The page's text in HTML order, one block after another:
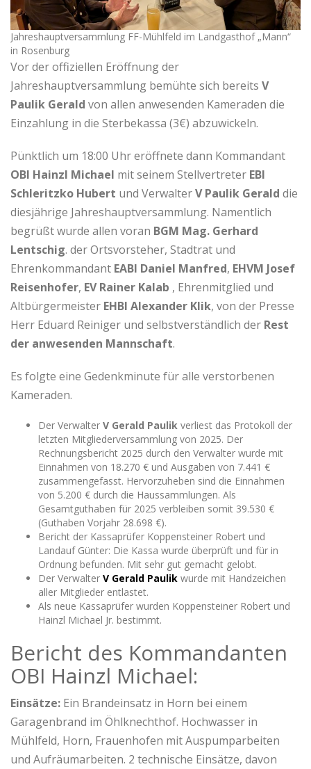
Jahreshauptversammlung FF-Mühlfeld im Landgasthof „Mann“
in Rosenburg
Vor der offiziellen Eröffnung der
Jahreshauptversammlung bemühte sich bereits V
Paulik Gerald von allen anwesenden Kameraden die
Einzahlung in die Sterbekassa (3€) abzuwickeln.
Pünktlich um 18:00 Uhr eröffnete dann Kommandant
OBI Hainzl Michael mit seinem Stellvertreter EBI
Schleritzko Hubert und VerwalterV Paulik Gerald die
diesjährige Jahreshauptversammlung. Namentlich
begrüßt wurde allen voran BGM Mag. Gerhard
Lentschig. der Ortsvorsteher, Stadtrat und
Ehrenkommandant EABI Daniel Manfred, EHVM Josef
Reisenhofer, EVRainer Kalab , Ehrenmitglied und
Altbürgermeister EHBI Alexander Klik, von der Presse
Herr Eduard Reiniger und selbstverständlich der Rest
der anwesenden Mannschaft.
Es folgte eine Gedenkminute für alle verstorbenen
Kameraden.
Der Verwalter V Gerald Paulik verliest das Protokoll der
letzten Mitgliederversammlung von 2025. Der
Rechnungsbericht 2025 durch den Verwalter wurde mit
Einnahmen von 18.270 € und Ausgaben von 7.441 €
zusammengefasst. Hervorzuheben sind die Einnahmen
von 5.200 € durch die Haussammlungen. Als
Gesamtguthaben für 2025 verbleiben somit 39.530 €
(Guthaben Vorjahr 28.698 €).
Bericht der Kassaprüfer Koppensteiner Robert und
Landauf Günter: Die Kassa wurde überprüft und für in
Ordnung befunden. Mit sehr gut gemacht gelobt.
Der Verwalter V Gerald Paulik wurde mit Handzeichen
aller Mitglieder entlastet.
Als neue Kassaprüfer wurden Koppensteiner Robert und
Hainzl Michael Jr. bestimmt.
Bericht des Kommandanten
OBI Hainzl Michael:
Einsätze: Ein Brandeinsatz in Horn bei einem
Garagenbrand im Öhlknechthof. Hochwasser in
Mühlfeld, Horn, Frauenhofen mit Auspumparbeiten
und Aufräumarbeiten. 2 technische Einsätze, davon